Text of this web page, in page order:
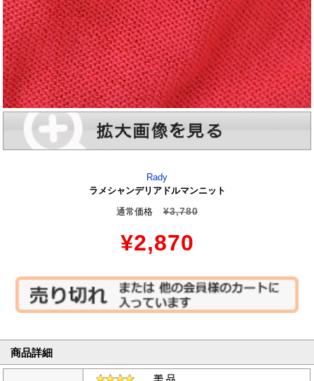
Rady
ラメシャンデリアドルマンニット
通常価格
¥3,780
¥2,870
商品詳細